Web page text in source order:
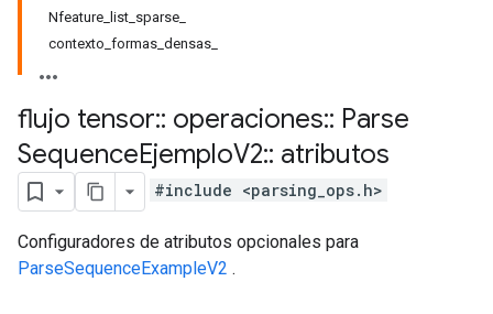
Nfeature_list_sparse_
contexto_formas_densas_
flujo tensor:: operaciones:: Parse
SequenceEjemploV2:: atributos
#include <parsing_ops.h>
Configuradores de atributos opcionales para
ParseSequenceExampleV2 .